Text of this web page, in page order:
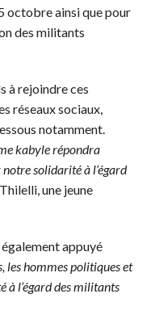
octobre ainsi que pour
des militants
à rejoindre ces
réseaux sociaux,
notamment.
kabyle répondra
solidarité à l’égard
une jeune
appuyé
les hommes politiques et
à l’égard des militants